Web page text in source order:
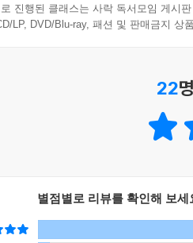
진행된 클래스는 사락 독서모임 게시
LP, DVD/Blu-ray, 패션 및 판매금지 상
22
별점별로 리뷰를 확인해 보세